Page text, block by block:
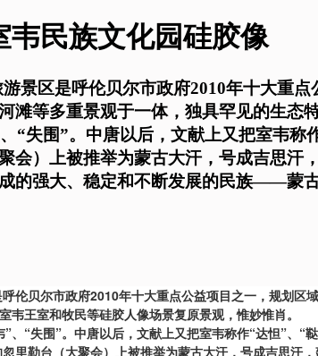
韦民族文化园硅胶像
景区是呼伦贝尔市政府2010年十大重
滩等多重景观于一体，独具罕见的生
“失围”。中唐以后，文献上又把室韦
会）上被推举为蒙古大汗，号成吉思
的强大、稳定和不断发展的民族——蒙古
伦贝尔市政府2010年十大重点公益项目之一，规划
韦王室和牧民等硅胶人像场景复原景观，惟妙惟肖。
、“失围”。中唐以后，文献上又把室韦称作“达怛”、“
里勒台（大聚会）上被推举为蒙古大汗，号成吉思汗